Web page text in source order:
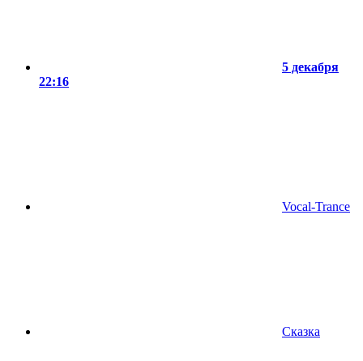
5 декабря
22:16
Vocal-Trance
Сказка